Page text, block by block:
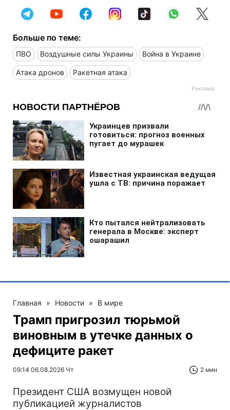
Больше по теме:
ПВО Воздушные силы Украины Война в Украине
Атака дронов Ракетная атака
Главная » Новости » В мире
Трамп пригрозил тюрьмой
виновным в утечке данных о
дефиците ракет
09:14 06.08.2026 Чт 2 мин
Президент США возмущен новой
публикацией журналистов